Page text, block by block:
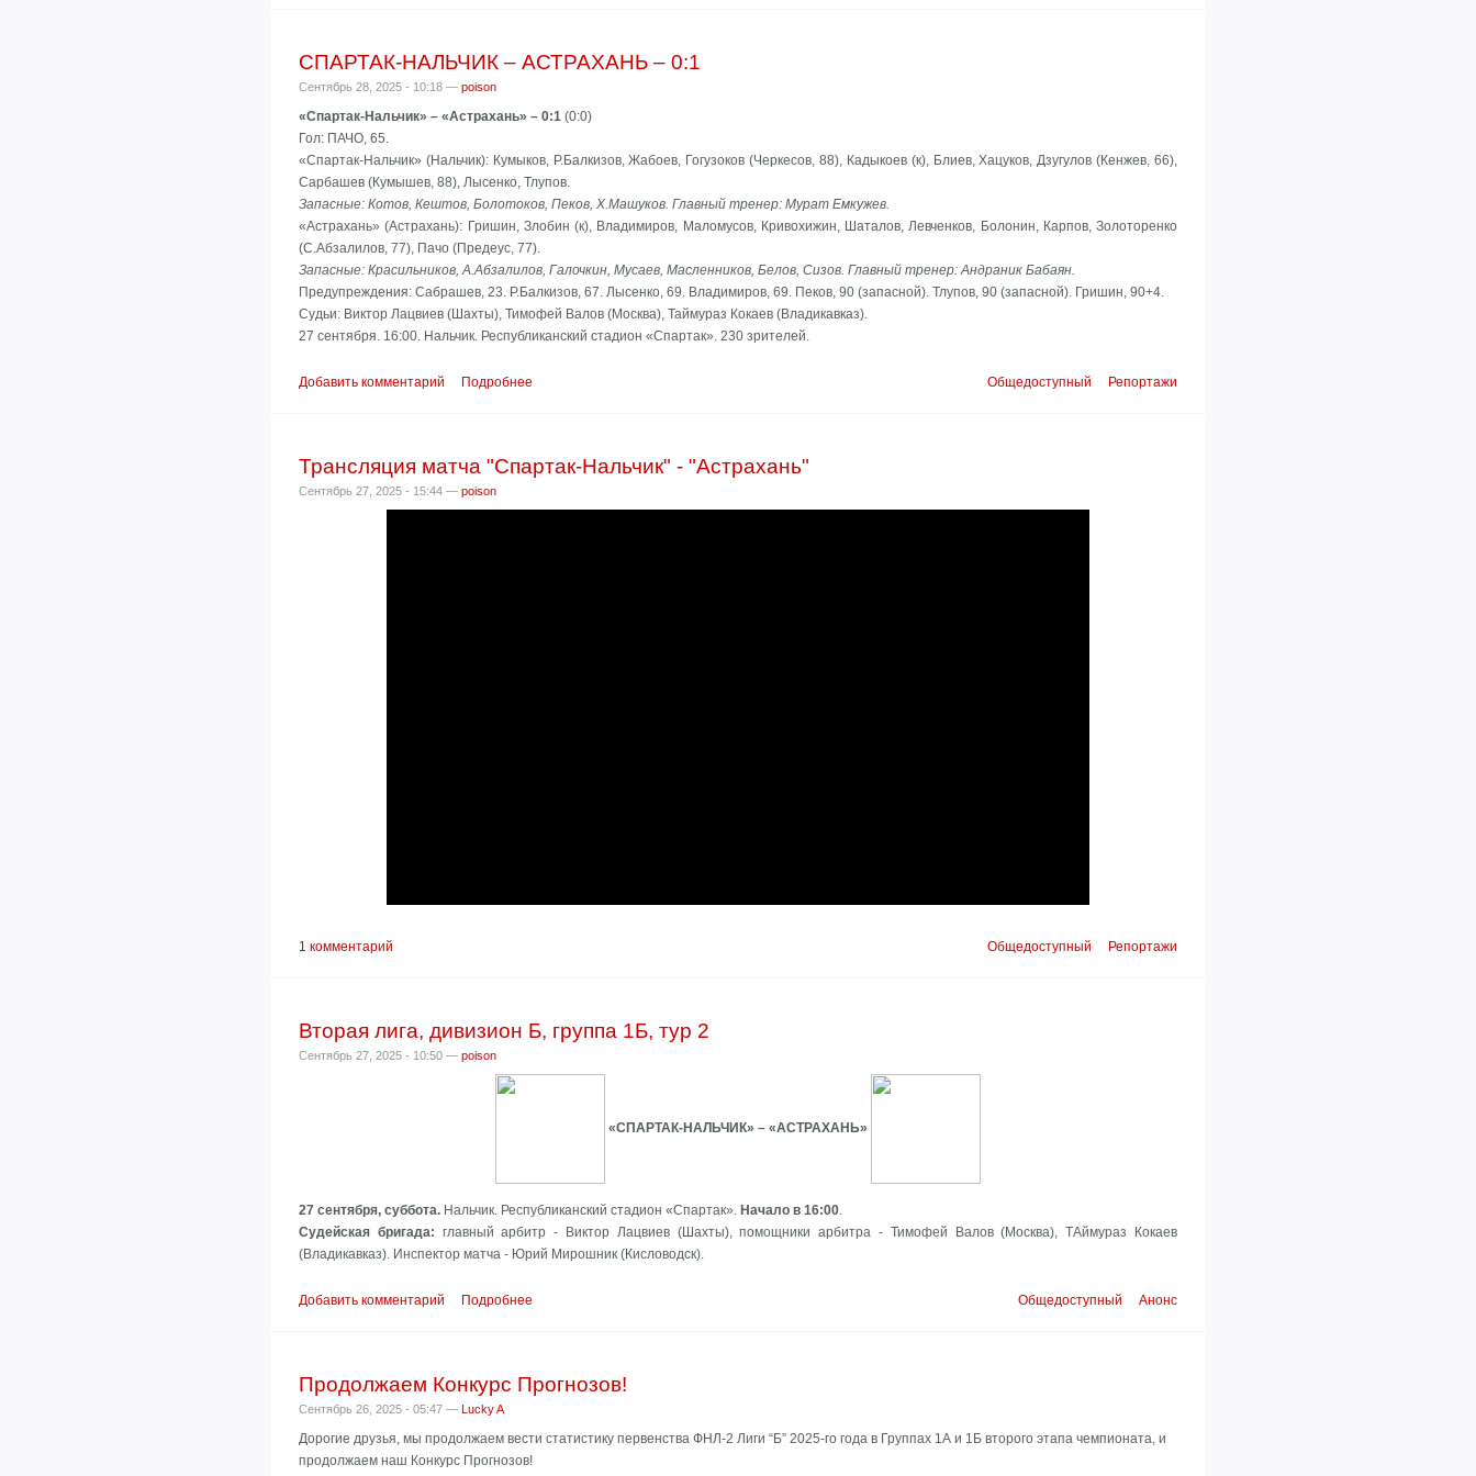
СПАРТАК-НАЛЬЧИК – АСТРАХАНЬ – 0:1
Сентябрь 28, 2025 - 10:18 — poison
«Спартак-Нальчик» – «Астрахань» – 0:1 (0:0)
Гол: ПАЧО, 65.
«Спартак-Нальчик» (Нальчик): Кумыков, Р.Балкизов, Жабоев, Гогузоков (Черкесов, 88), Кадыкоев (к), Блиев, Хацуков, Дзугулов (Кенжев, 66),
Сарбашев (Кумышев, 88), Лысенко, Тлупов.
Запасные: Котов, Кештов, Болотоков, Пеков, Х.Машуков. Главный тренер: Мурат Емкужев.
«Астрахань» (Астрахань): Гришин, Злобин (к), Владимиров, Маломусов, Кривохижин, Шаталов, Левченков, Болонин, Карпов, Золоторенко
(С.Абзалилов, 77), Пачо (Предеус, 77).
Запасные: Красильников, А.Абзалилов, Галочкин, Мусаев, Масленников, Белов, Сизов. Главный тренер: Андраник Бабаян.
Предупреждения: Сабрашев, 23. Р.Балкизов, 67. Лысенко, 69. Владимиров, 69. Пеков, 90 (запасной). Тлупов, 90 (запасной). Гришин, 90+4.
Судьи: Виктор Лацвиев (Шахты), Тимофей Валов (Москва), Таймураз Кокаев (Владикавказ).
27 сентября. 16:00. Нальчик. Республиканский стадион «Спартак». 230 зрителей.
Общедоступный Репортажи
Добавить комментарий Подробнее
Трансляция матча "Спартак-Нальчик" - "Астрахань"
Сентябрь 27, 2025 - 15:44 — poison
Общедоступный Репортажи
1 комментарий
Вторая лига, дивизион Б, группа 1Б, тур 2
Сентябрь 27, 2025 - 10:50 — poison
«СПАРТАК-НАЛЬЧИК» – «АСТРАХАНЬ»
27 сентября, суббота. Нальчик. Республиканский стадион «Спартак». Начало в 16:00.
Судейская бригада: главный арбитр - Виктор Лацвиев (Шахты), помощники арбитра - Тимофей Валов (Москва), ТАймураз Кокаев
(Владикавказ). Инспектор матча - Юрий Мирошник (Кисловодск).
Общедоступный Анонс
Добавить комментарий Подробнее
Продолжаем Конкурс Прогнозов!
Сентябрь 26, 2025 - 05:47 — Lucky A
Дорогие друзья, мы продолжаем вести статистику первенства ФНЛ-2 Лиги “Б” 2025-го года в Группах 1А и 1Б второго этапа чемпионата, и
продолжаем наш Конкурс Прогнозов!